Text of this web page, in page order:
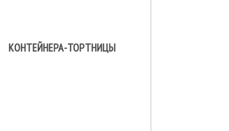
КОНТЕЙНЕРА-ТОРТНИЦЫ